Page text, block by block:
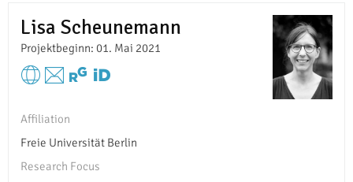
Lisa Scheunemann
Projektbeginn: 01. Mai 2021
Affiliation
Freie Universität Berlin
Research Focus